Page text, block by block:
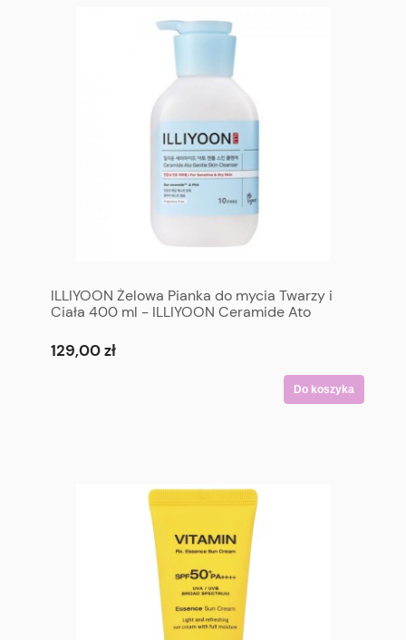
ILLIYOON Żelowa Pianka do mycia Twarzy i
Ciała 400 ml - ILLIYOON Ceramide Ato
129,00 zł
Do koszyka